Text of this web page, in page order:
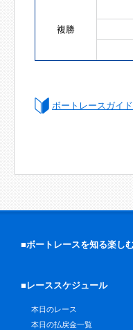
複勝
ボートレースガイ
■ボートレースを知る楽し
■レーススケジュール
本日のレース
本日の払戻金一覧